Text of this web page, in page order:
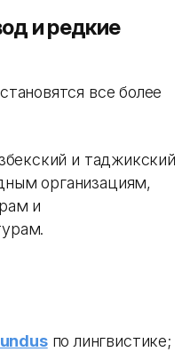
и редкие
все более
и таджикский
организациям,
и
по лингвистике;